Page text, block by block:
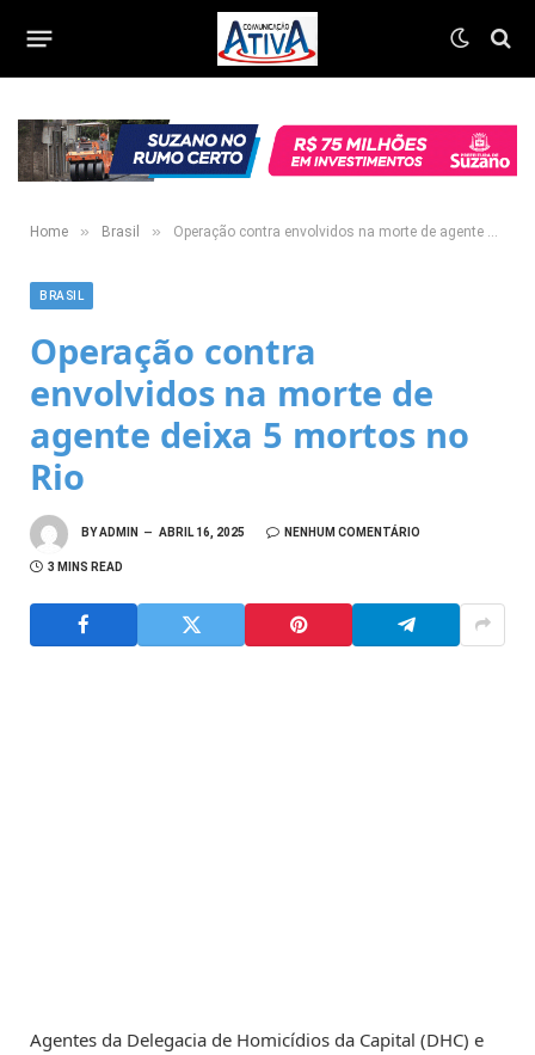
Home » Brasil » Operação contra envolvidos na morte de agente deixa 5 mortos no Rio
BRASIL
Operação contra
envolvidos na morte de
agente deixa 5 mortos no
Rio
BYADMIN ABRIL 16, 2025 NENHUM COMENTÁRIO
3 MINS READ
Agentes da Delegacia de Homicídios da Capital (DHC) e